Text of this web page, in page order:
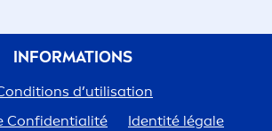
INFORMATIONS
d’utilisation
Confidentialité
Identité légale